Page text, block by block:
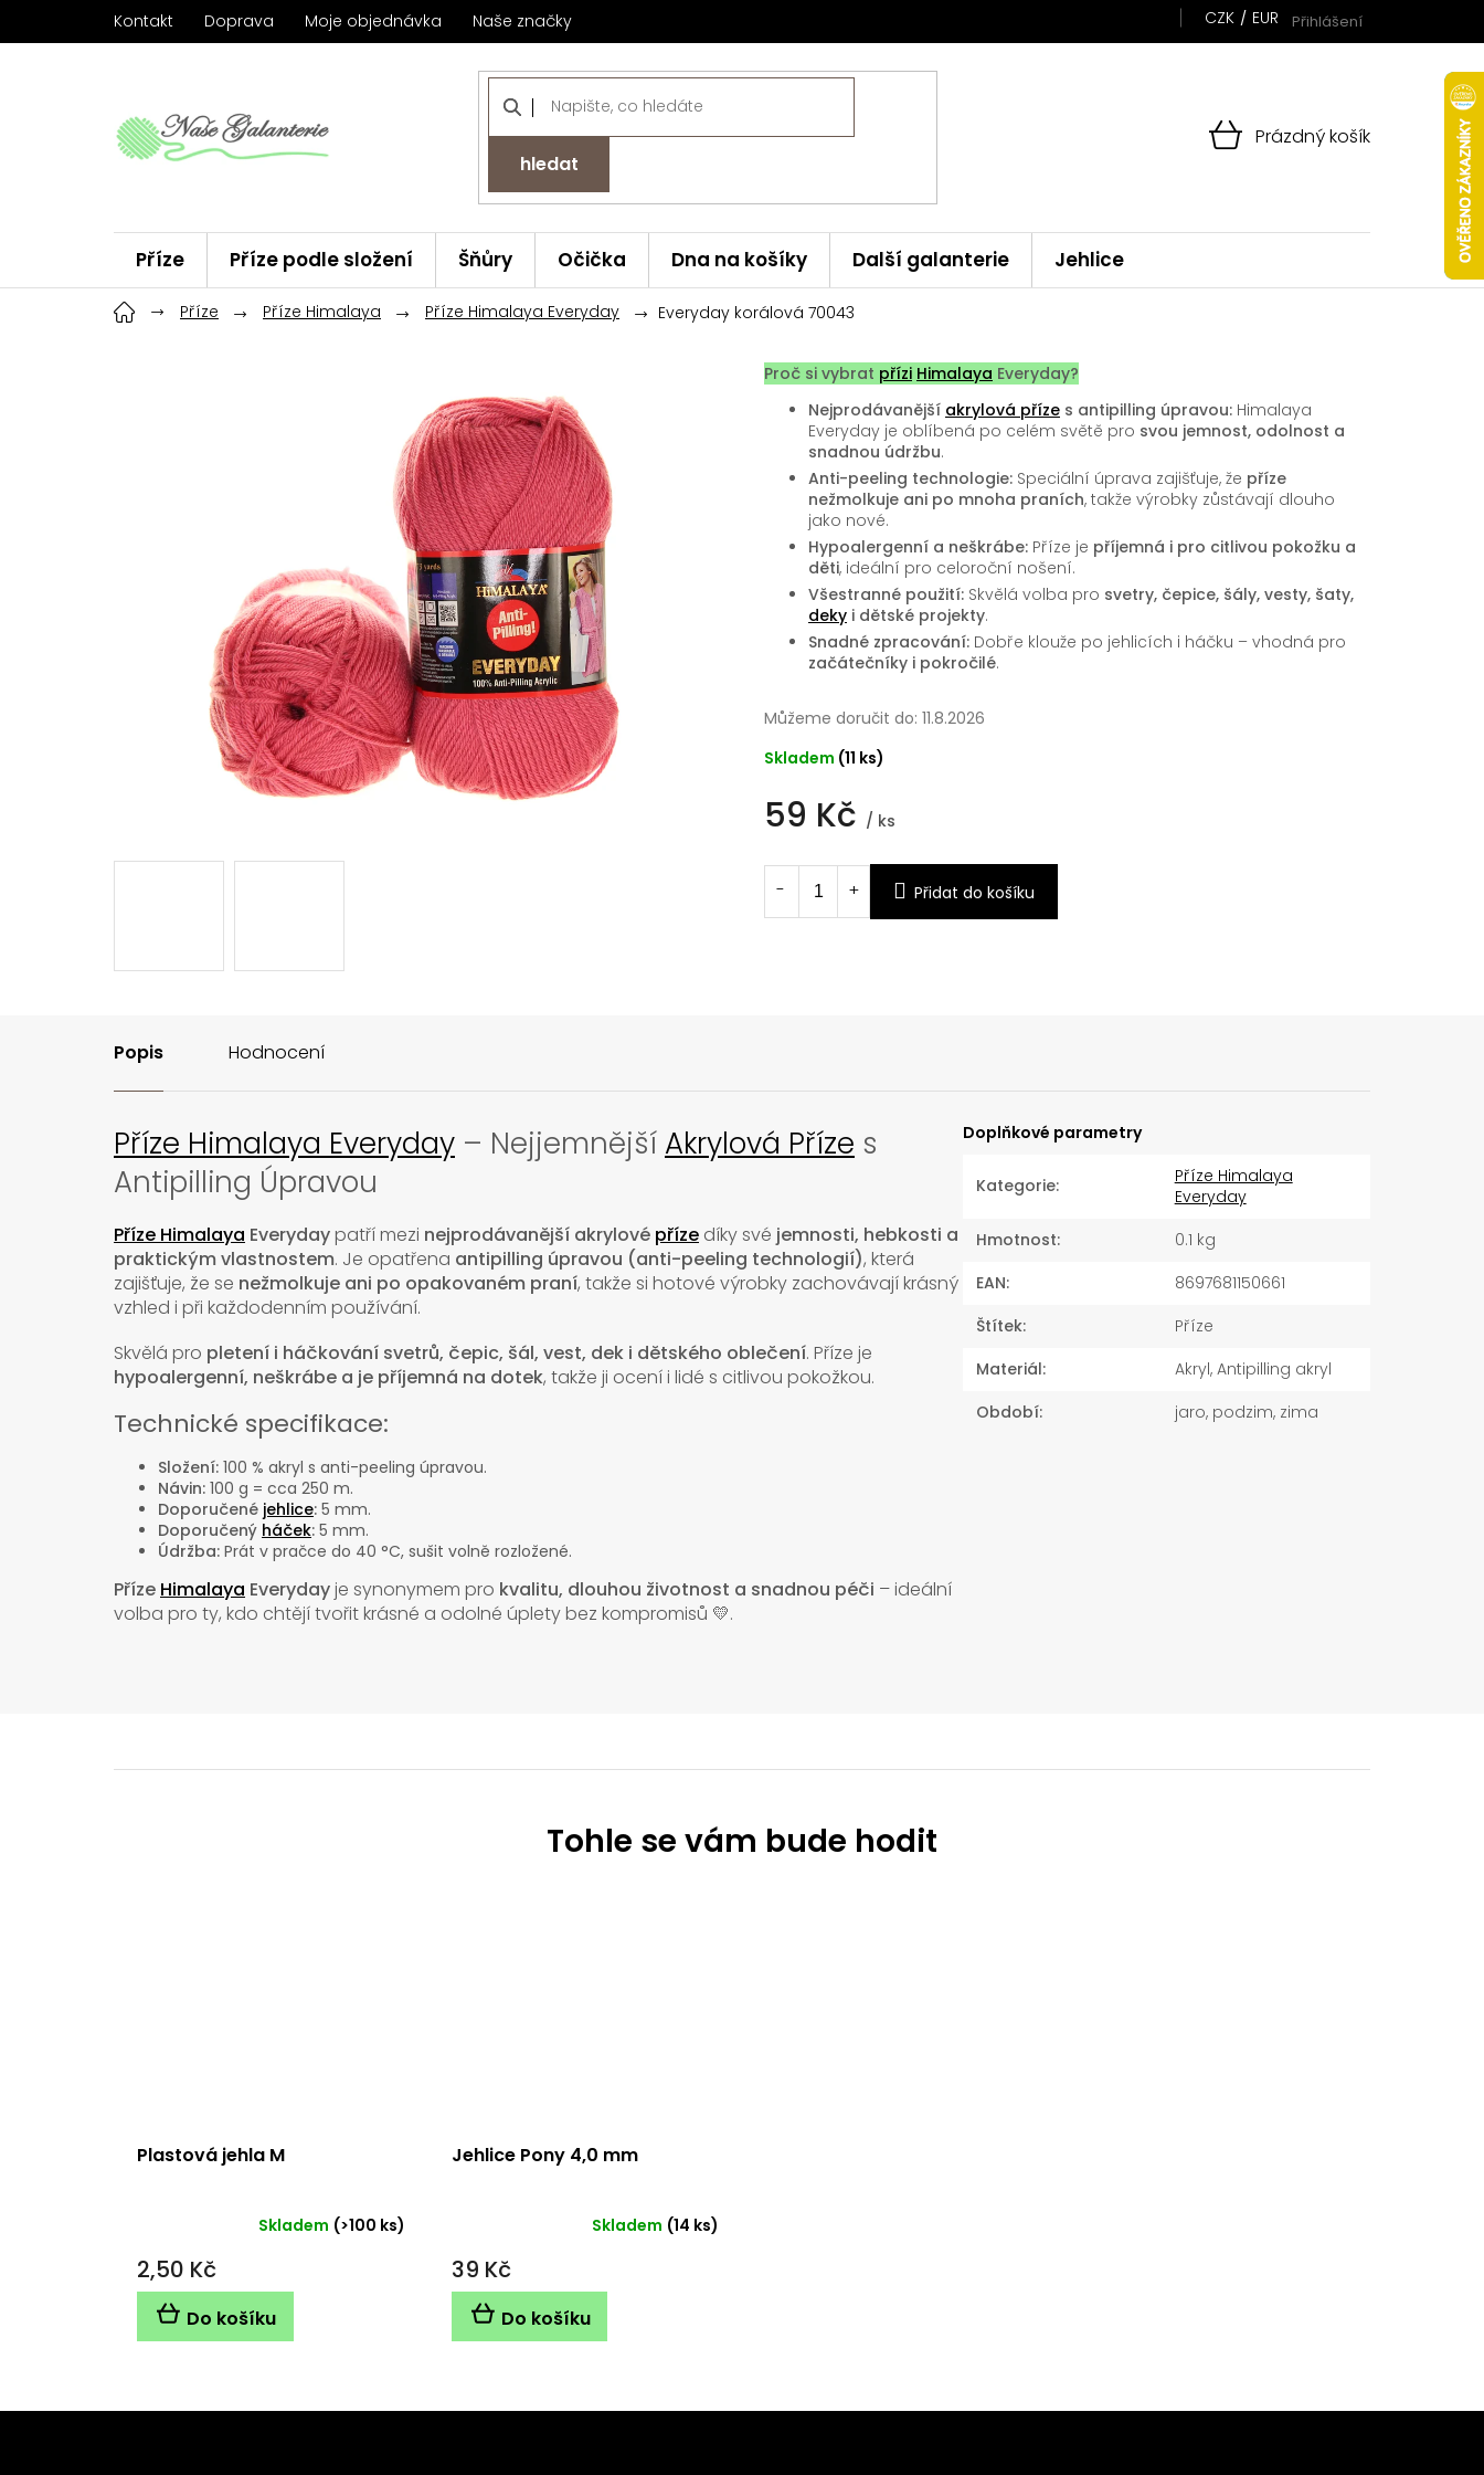
Kontakt Doprava Moje objednávka Naše značky CZK EUR Přihlášení
hledat
NÁKUPNÍ
Prázdný košík
Příze Příze podle složení Šňůry Očička Dna na košíky Další galanterie Jehlice
Háčky ChiaoGoo Značky
Příze Příze Himalaya Příze Himalaya Everyday Everyday korálová 70043
59 Kč / ks
cena:
Skladem (11 ks)
Můžeme doručit do: 11.8.2026
Přidat do košíku
Proč si vybrat přízi Himalaya Everyday?
Nejprodávanější akrylová příze s antipilling úpravou: Himalaya
Everyday je oblíbená po celém světě pro svou jemnost, odolnost a
snadnou údržbu.
Anti-peeling technologie: Speciální úprava zajišťuje, že příze
nežmolkuje ani po mnoha praních, takže výrobky zůstávají dlouho
jako nové.
Hypoalergenní a neškrábe: Příze je příjemná i pro citlivou pokožku a
děti, ideální pro celoroční nošení.
Všestranné použití: Skvělá volba pro svetry, čepice, šály, vesty, šaty,
deky i dětské projekty.
Snadné zpracování: Dobře klouže po jehlicích i háčku – vhodná pro
začátečníky i pokročilé.
Plastová jehla M
produktu
je
5,0
Skladem (>100 ks)
2,50 Kč
Do košíku
Jehlice Pony 4,0 mm
Skladem (14 ks)
39 Kč
Do košíku
Popis Hodnocení
Příze Himalaya Everyday – Nejjemnější Akrylová Příze s
Antipilling Úpravou
Příze Himalaya Everydaypatří mezi nejprodávanější akrylové příze díky své jemnosti, hebkosti a
praktickým vlastnostem. Je opatřena antipilling úpravou (anti-peeling technologií), která
zajišťuje, že se nežmolkuje ani po opakovaném praní, takže si hotové výrobky zachovávají krásný
vzhled i při každodenním používání.
Skvělá pro pletení i háčkování svetrů, čepic, šál, vest, dek i dětského oblečení. Příze je
hypoalergenní, neškrábe a je příjemná na dotek, takže ji ocení i lidé s citlivou pokožkou.
Technické specifikace:
Složení: 100 % akryl s anti-peeling úpravou.
Návin: 100 g = cca 250 m.
Doporučené jehlice: 5 mm.
Doporučený háček: 5 mm.
Údržba: Prát v pračce do 40 °C, sušit volně rozložené.
Příze Himalaya Everydayje synonymem pro kvalitu, dlouhou životnost a snadnou péči – ideální
volba pro ty, kdo chtějí tvořit krásné a odolné úplety bez kompromisů 💛.
Doplňkové parametry
Kategorie:
Příze Himalaya
Everyday
Hmotnost:
0.1 kg
EAN:
8697681150661
Štítek:
Příze
Materiál:
Akryl, Antipilling akryl
Období: jaro, podzim, zima
Z